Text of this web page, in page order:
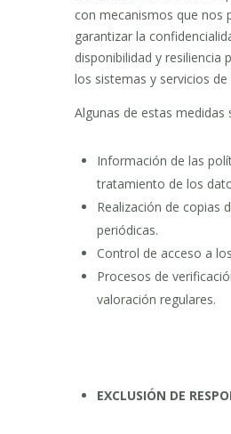
con mecanismos que nos
garantizar la
disponibilidad y resiliencia
los sistemas y servicios
Algunas de estas medidas
Información de las
tratamiento de los
Realización de copias
periódicas.
Control de acceso a
Procesos de
valoración regulares.
EXCLUSIÓN DE